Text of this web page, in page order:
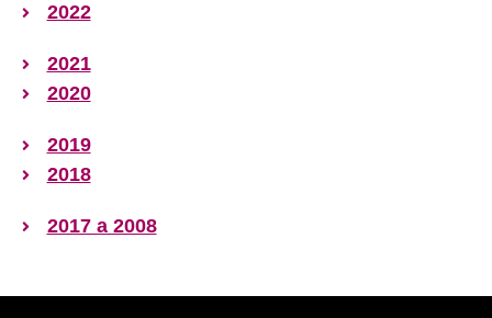
2022
2021
2020
2019
2018
2017 a 2008